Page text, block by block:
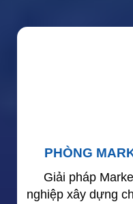
PHÒNG
Giải pháp
nghiệp xây dựng